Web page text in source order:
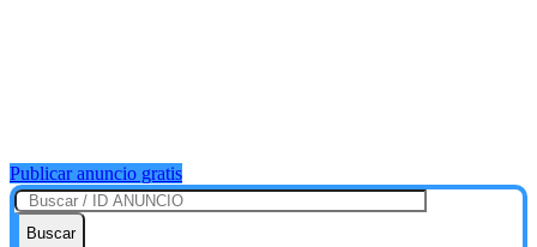
Publicar anuncio gratis
Buscar